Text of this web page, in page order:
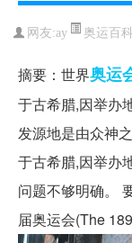
网友:ay 奥运百科
摘要：世界奥运
于古希腊,因举办
发源地是由众神
于古希腊,因举办
问题不够明确。
届奥运会(The